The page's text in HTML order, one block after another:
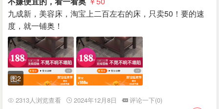
九成新，美容床，淘宝上二百左右的床，只卖50！要的速
度，就一铺奥！
图2
2313人浏览查看 2024年12月8日
评论一下(0)